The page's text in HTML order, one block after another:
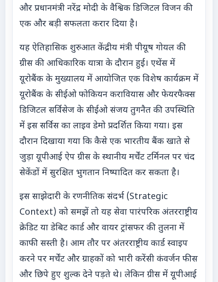
और प्रधानमंत्री नरेंद्र मोदी के वैश्विक डिजिटल विजन की
एक और बड़ी सफलता करार दिया है।
यह ऐतिहासिक शुरुआत केंद्रीय मंत्री पीयूष गोयल की
ग्रीस की आधिकारिक यात्रा के दौरान हुई। एथेंस में
यूरोबैंक के मुख्यालय में आयोजित एक विशेष कार्यक्रम में
यूरोबैंक के सीईओ फोकियन करावियास और फेयरफैक्स
डिजिटल सर्विसेज के सीईओ संजय तुगनैत की उपस्थिति
में इस सर्विस का लाइव डेमो प्रदर्शित किया गया। इस
दौरान दिखाया गया कि कैसे एक भारतीय बैंक खाते से
जुड़ा यूपीआई ऐप ग्रीस के स्थानीय मर्चेंट टर्मिनल पर चंद
सेकेंडों में सुरक्षित भुगतान निष्पादित कर सकता है।
इस साझेदारी के रणनीतिक संदर्भ (Strategic
Context) को समझें तो यह सेवा पारंपरिक अंतरराष्ट्रीय
क्रेडिट या डेबिट कार्ड और वायर ट्रांसफर की तुलना में
काफी सस्ती है। आम तौर पर अंतरराष्ट्रीय कार्ड स्वाइप
करने पर मर्चेंट और ग्राहकों को भारी करेंसी कंवर्जन फीस
और छिपे हुए शुल्क देने पड़ते थे। लेकिन ग्रीस में यूपीआई